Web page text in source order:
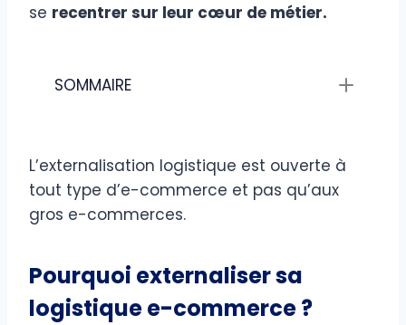
se recentrer sur leur cœur de métier.
SOMMAIRE
L’externalisation logistique est ouverte à
tout type d’e-commerce et pas qu’aux
gros e-commerces.
Pourquoi externaliser sa
logistique e-commerce ?